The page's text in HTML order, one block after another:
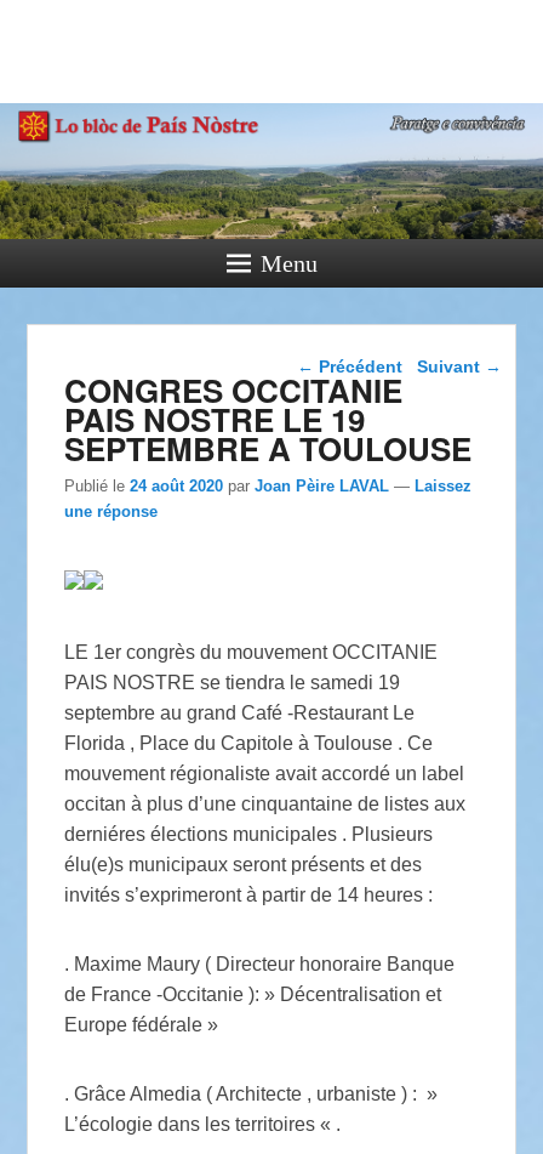
Paratge e Convivència
Menu
Navigation dans les
← Précédent Suivant →
CONGRES OCCITANIE
PAIS NOSTRE LE 19
SEPTEMBRE A TOULOUSE
Publié le24 août 2020 parJoan Pèire LAVAL —Laissez
une réponse
LE 1er congrès du mouvement OCCITANIE
PAIS NOSTRE se tiendra le samedi 19
septembre au grand Café -Restaurant Le
Florida , Place du Capitole à Toulouse . Ce
mouvement régionaliste avait accordé un label
occitan à plus d’une cinquantaine de listes aux
derniéres élections municipales . Plusieurs
élu(e)s municipaux seront présents et des
invités s’exprimeront à partir de 14 heures :
. Maxime Maury ( Directeur honoraire Banque
de France -Occitanie ): » Décentralisation et
Europe fédérale »
. Grâce Almedia ( Architecte , urbaniste ) : »
L’écologie dans les territoires « .